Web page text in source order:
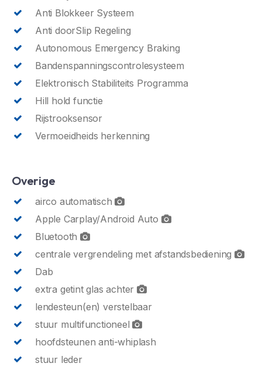
Anti Blokkeer Systeem
Anti doorSlip Regeling
Autonomous Emergency Braking
Bandenspanningscontrolesysteem
Elektronisch Stabiliteits Programma
Hill hold functie
Rijstrooksensor
Vermoeidheids herkenning
Overige
airco automatisch
Apple Carplay/Android Auto
Bluetooth
centrale vergrendeling met afstandsbediening
Dab
extra getint glas achter
lendesteun(en) verstelbaar
stuur multifunctioneel
hoofdsteunen anti-whiplash
stuur leder